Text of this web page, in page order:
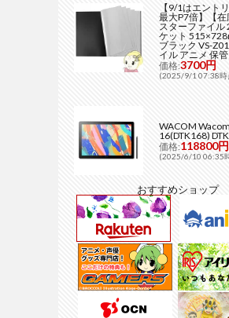
【9/1はエント
最大P7倍】【
スターファイル
ケット
ブラック VS-
イル アニメ 保
価格:3700円
(2025/9/1 07:38時
WACOM
16(DTK168)
価格:118800円
(2025/6/10 06:35
おすすめショップ